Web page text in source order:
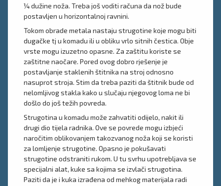
¼ dužine noža. Treba još voditi računa da nož bude
postavljen u horizontalnoj ravnini.
Tokom obrade metala nastaju strugotine koje mogu biti
dugačke tj u komadu ili u obliku vrlo sitnih čestica. Obje
vrste mogu izuzetno opasne. Za zaštitu koriste se
zaštitne naočare. Pored ovog dobro rješenje je
postavljanje staklenih štitnika na stroj odnosno
nasuprot stroja. Stim da treba paziti da štitnik bude od
nelomljivog stakla kako u slučaju njegovog loma ne bi
došlo do još težih povreda.
Strugotina u komadu može zahvatiti odijelo, nakit ili
drugi dio tijela radnika. Ove se povrede mogu izbjeći
naročitim oblikovanjem takozvanog noža koji se koristi
za lomljenje strugotine. Opasno je pokušavati
strugotine odstraniti rukom. U tu svrhu upotrebljava se
specijalni alat, kuke sa kojima se izvlači strugotina.
Paziti da je i kuka izrađena od mehkog materijala radi